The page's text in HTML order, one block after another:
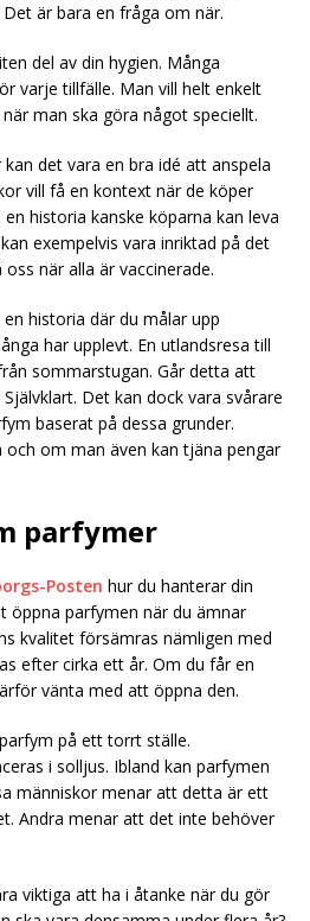
är bara en fråga om när.
del av din hygien. Många
varje tillfälle. Man vill helt enkelt
man ska göra något speciellt.
det vara en bra idé att anspela
vill få en kontext när de köper
historia kanske köparna kan leva
exempelvis vara inriktad på det
när alla är vaccinerade.
historia där du målar upp
har upplevt. En utlandsresa till
sommarstugan. Går detta att
Det kan dock vara svårare
baserat på dessa grunder.
om man även kan tjäna pengar
parfymer
Posten hur du hanterar din
öppna parfymen när du ämnar
kvalitet försämras nämligen med
efter cirka ett år. Om du får en
vänta med att öppna den.
på ett torrt ställe.
i solljus. Ibland kan parfymen
människor menar att detta är ett
Andra menar att det inte behöver
viktiga att ha i åtanke när du gör